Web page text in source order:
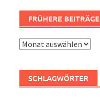
FRÜHERE BEITRÄGE
Frühere
SCHLAGWÖRTER